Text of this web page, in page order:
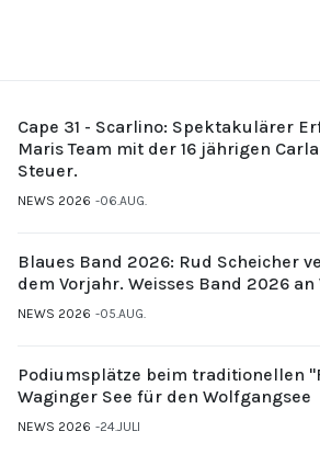
Cape 31 - Scarlino: Spektakulärer
Maris Team mit der 16 jährigen
Steuer.
NEWS 2026 06.AUG.
Blaues Band 2026: Rud Scheicher
dem Vorjahr. Weisses Band 2026
NEWS 2026 05.AUG.
Podiumsplätze beim traditionellen
Waginger See für den Wolfgangsee
NEWS 2026 24.JULI